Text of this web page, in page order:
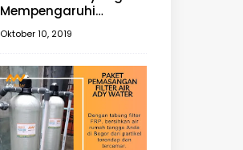
Mempengaruhi
Ketersediaan Air
Oktober 10, 2019